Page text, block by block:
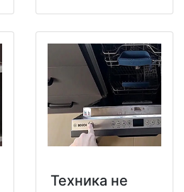
Техника не